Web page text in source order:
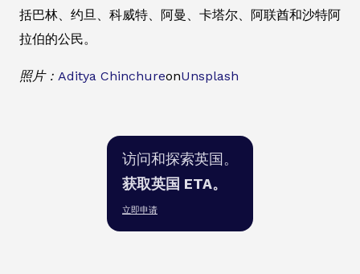
括巴林、约旦、科威特、阿曼、卡塔尔、阿联酋和沙特阿
拉伯的公民。
照片： Aditya ChinchureonUnsplash
访问和探索英国。
获取英国 ETA。
立即申请